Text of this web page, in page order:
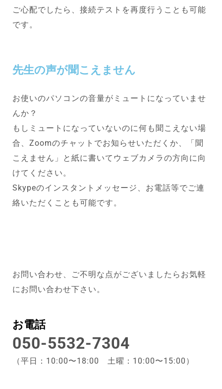
ご心配でしたら、接続テストを再度行うことも可能
です。
先生の声が聞こえません
お使いのパソコンの音量がミュートになっていませ
んか？
もしミュートになっていないのに何も聞こえない場
合、Zoomのチャットでお知らせいただくか、「聞
こえません」と紙に書いてウェブカメラの方向に向
けてください。
Skypeのインスタントメッセージ、お電話等でご連
絡いただくことも可能です。
お問い合わせ、ご不明な点がございましたらお気軽
にお問い合わせ下さい。
お電話
050-5532-7304
（平日：10:00〜18:00 土曜：10:00〜15:00）